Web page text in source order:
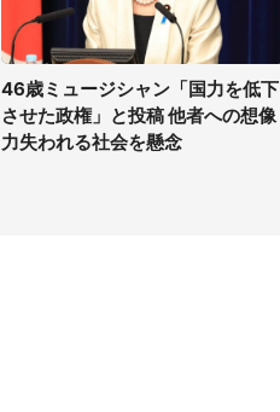
46歳ミュージシャン「国力を低下
させた政権」と投稿 他者への想像
力失われる社会を懸念